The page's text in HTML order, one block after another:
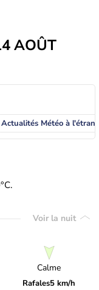
AOÛT
Voir la nuit
Calme
Rafales5 km/h